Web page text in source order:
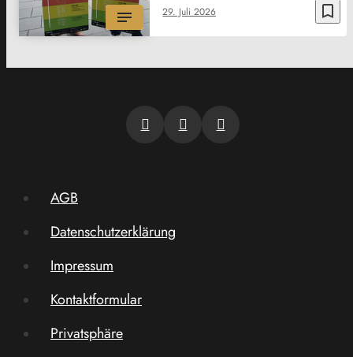
bookmark_border
29. Juli 2026
AGB
Datenschutzerklärung
Impressum
Kontaktformular
Privatsphäre